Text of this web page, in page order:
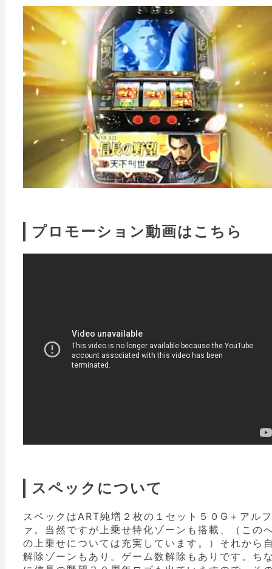
プロモーション動画はこちら
スペックについて
スペックはART純増２枚の１セット５０G＋アルフ
ァ。当然ですが上乗せ特化ゾーンも搭載、（この
の上乗せについては充実しています。）それから
解除ゾーンもあり。ゲーム数解除もありです。ち